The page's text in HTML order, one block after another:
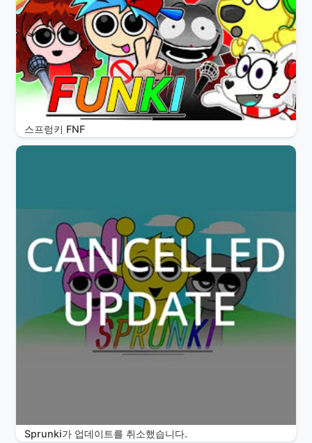
스프렁키 FNF
Sprunki가 업데이트를 취소했습니다.